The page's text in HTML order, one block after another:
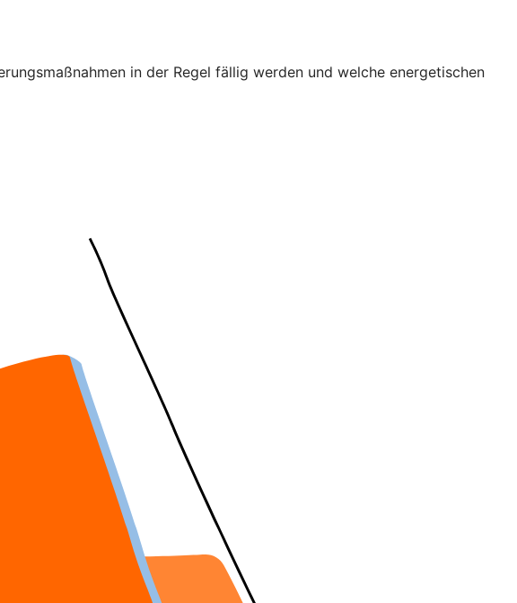
in der Regel fällig werden und welche energetischen